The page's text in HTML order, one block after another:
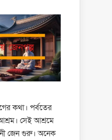
কথা। পর্বতের
সেই আশ্রমে
জেন গুরু। অনেক